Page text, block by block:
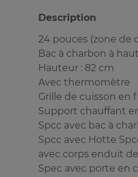
Description
24 pouces (zone de
Bac à charbon à
Hauteur : 82 cm
Avec thermomètre
Grille de cuisson en
Support chauffant
Spcc avec bac à
Spcc avec Hotte
avec corps enduit
Spec avec porte en